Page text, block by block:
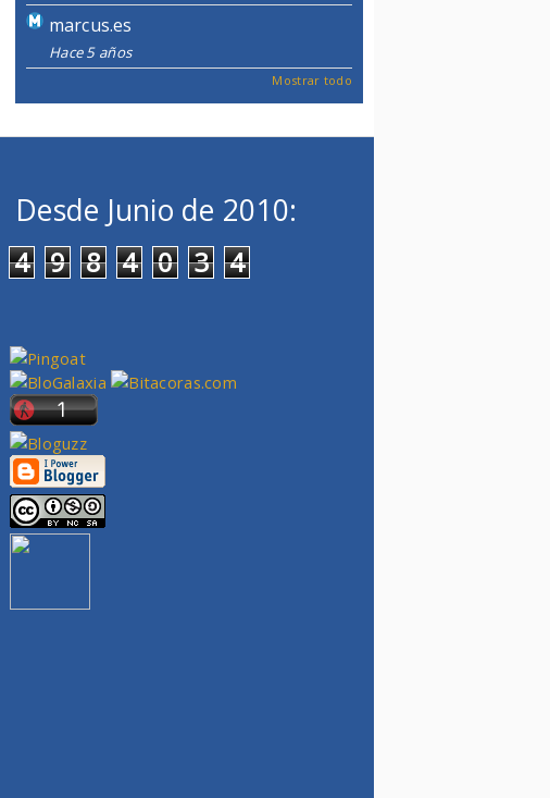
marcus.es
Hace 5 años
Mostrar todo
Desde Junio de 2010:
4 9 8 4 0 3 4